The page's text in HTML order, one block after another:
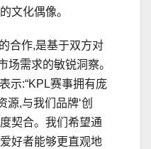
文化偶像。
合作,是基于双方对
场需求的敏锐洞察。
示:“KPL赛事拥有庞
源,与我们品牌‘创
契合。我们希望通
好者能够更直观地